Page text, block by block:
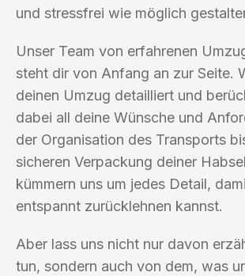
und stressfrei wie möglich
Unser Team von erfahrenen
steht dir von Anfang an zur Seite.
deinen Umzug detailliert und
dabei all deine Wünsche und
der Organisation des Transports
sicheren Verpackung deiner
kümmern uns um jedes Detail,
entspannt zurücklehnen kannst.
Aber lass uns nicht nur davon
tun, sondern auch von dem, was